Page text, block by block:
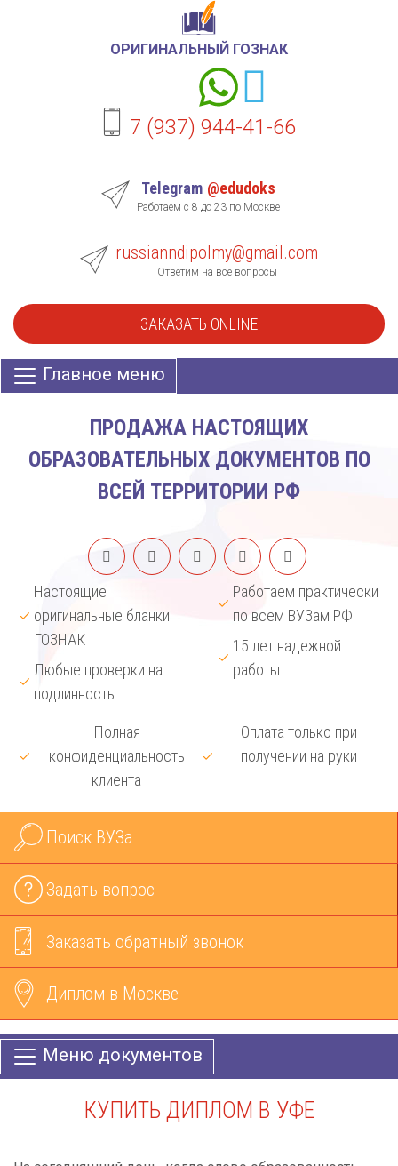
ОРИГИНАЛЬНЫЙ ГОЗНАК
7 (937) 944-41-66
Telegram @edudoks
Работаем с 8 до 23 по Москве
russianndipolmy@gmail.com
Ответим на все вопросы
ЗАКАЗАТЬ ONLINE
Главное меню
ПРОДАЖА НАСТОЯЩИХ
ОБРАЗОВАТЕЛЬНЫХ ДОКУМЕНТОВ ПО
ВСЕЙ ТЕРРИТОРИИ РФ
Настоящие
оригинальные бланки
ГОЗНАК
Любые проверки на
подлинность
Работаем практически
по всем ВУЗам РФ
15 лет надежной
работы
Полная
конфиденциальность
клиента
Оплата только при
получении на руки
Поиск ВУЗа
Задать вопрос
Заказать обратный звонок
Диплом в Москве
Меню документов
КУПИТЬ ДИПЛОМ В УФЕ